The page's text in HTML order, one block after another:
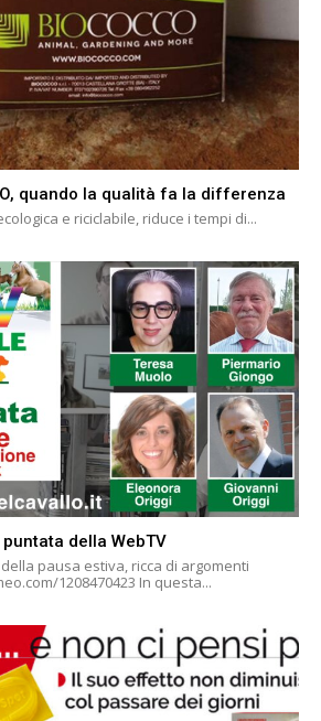
quando la qualità fa la differenza
e riciclabile, riduce i tempi di...
della WebTV
pausa estiva, ricca di argomenti
interessanti https://vimeo.com/1208470423 In questa...